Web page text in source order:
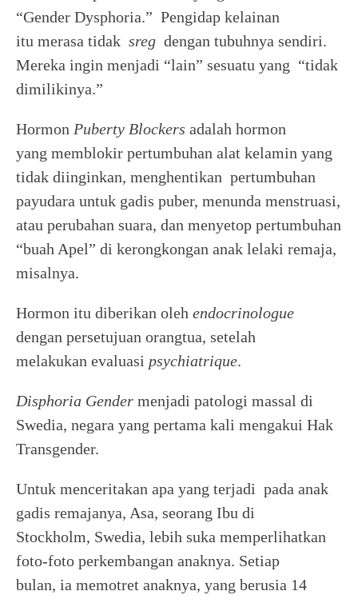
“Gender Dysphoria.” Pengidap kelainan
itu merasa tidak sreg dengan tubuhnya sendiri.
Mereka ingin menjadi “lain” sesuatu yang “tidak
dimilikinya.”
Hormon Puberty Blockers adalah hormon
yang memblokir pertumbuhan alat kelamin yang
tidak diinginkan, menghentikan pertumbuhan
payudara untuk gadis puber, menunda menstruasi,
atau perubahan suara, dan menyetop pertumbuhan
“buah Apel” di kerongkongan anak lelaki remaja,
misalnya.
Hormon itu diberikan oleh endocrinologue
dengan persetujuan orangtua, setelah
melakukan evaluasi psychiatrique.
Disphoria Gender menjadi patologi massal di
Swedia, negara yang pertama kali mengakui Hak
Transgender.
Untuk menceritakan apa yang terjadi pada anak
gadis remajanya, Asa, seorang Ibu di
Stockholm, Swedia, lebih suka memperlihatkan
foto-foto perkembangan anaknya. Setiap
bulan, ia memotret anaknya, yang berusia 14